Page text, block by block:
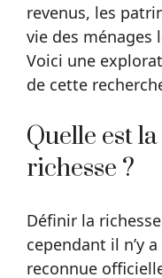
revenus, les
vie des ménages
Voici une
de cette
Quelle est
richesse ?
Définir la
cependant il n’y
reconnue